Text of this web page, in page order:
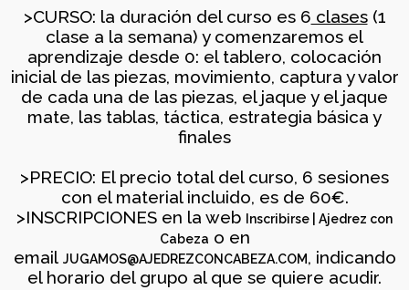
2026
DE AJEDREZ APRENDE
DESDE 0. INICIO LA
SEMANA DEL 11 DE
27
ABRIL
2026
CAMPAMENTO DE
VERANO AJEDREZ CON
CABEZA 2026
16
MARZO
EL DESAFÍO
PSICOLÓGICO DE
JUGAR CON
DIFERENCIA DE ELO –
LUNES 16 DE MARZO.
>CURSO: la duración del curso es 6 clases(1
clase a la semana) y comenzaremos el
aprendizaje desde 0: el tablero, colocación
inicial de las piezas, movimiento, captura y valor
de cada una de las piezas, el jaque y el jaque
mate, las tablas, táctica, estrategia básica y
finales
>PRECIO: El precio total del curso, 6 sesiones
con el material incluido, es de 60€.
>INSCRIPCIONES en la web
Inscribirse | Ajedrez con
Cabeza o en
email JUGAMOS@AJEDREZCONCABEZA.COM, indicando
el horario del grupo al que se quiere acudir.